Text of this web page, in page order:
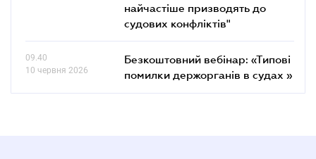
найчастіше призводять до
судових конфліктів"
09.40
10 червня 2026
Безкоштовний вебінар: «Типові
помилки держорганів в судах »